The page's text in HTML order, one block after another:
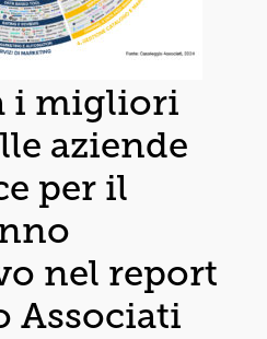
i migliori
aziende
per il
nel report
Associati